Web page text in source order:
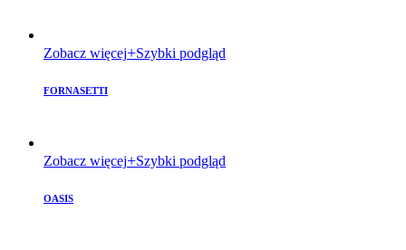
Zobacz więcej Szybki podgląd
FORNASETTI
Zobacz więcej Szybki podgląd
OASIS